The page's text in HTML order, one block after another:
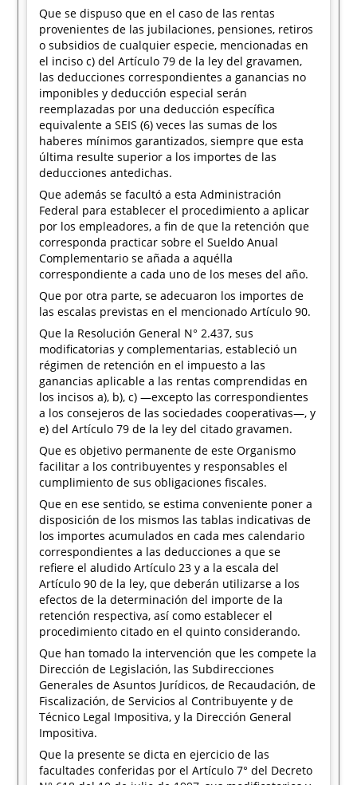
Que se dispuso que en el caso de las rentas
provenientes de las jubilaciones, pensiones, retiros
o subsidios de cualquier especie, mencionadas en
el inciso c) del Artículo 79 de la ley del gravamen,
las deducciones correspondientes a ganancias no
imponibles y deducción especial serán
reemplazadas por una deducción específica
equivalente a SEIS (6) veces las sumas de los
haberes mínimos garantizados, siempre que esta
última resulte superior a los importes de las
deducciones antedichas.
Que además se facultó a esta Administración
Federal para establecer el procedimiento a aplicar
por los empleadores, a fin de que la retención que
corresponda practicar sobre el Sueldo Anual
Complementario se añada a aquélla
correspondiente a cada uno de los meses del año.
Que por otra parte, se adecuaron los importes de
las escalas previstas en el mencionado Artículo 90.
Que la Resolución General N° 2.437, sus
modificatorias y complementarias, estableció un
régimen de retención en el impuesto a las
ganancias aplicable a las rentas comprendidas en
los incisos a), b), c) —excepto las correspondientes
a los consejeros de las sociedades cooperativas—, y
e) del Artículo 79 de la ley del citado gravamen.
Que es objetivo permanente de este Organismo
facilitar a los contribuyentes y responsables el
cumplimiento de sus obligaciones fiscales.
Que en ese sentido, se estima conveniente poner a
disposición de los mismos las tablas indicativas de
los importes acumulados en cada mes calendario
correspondientes a las deducciones a que se
refiere el aludido Artículo 23 y a la escala del
Artículo 90 de la ley, que deberán utilizarse a los
efectos de la determinación del importe de la
retención respectiva, así como establecer el
procedimiento citado en el quinto considerando.
Que han tomado la intervención que les compete la
Dirección de Legislación, las Subdirecciones
Generales de Asuntos Jurídicos, de Recaudación, de
Fiscalización, de Servicios al Contribuyente y de
Técnico Legal Impositiva, y la Dirección General
Impositiva.
Que la presente se dicta en ejercicio de las
facultades conferidas por el Artículo 7° del Decreto